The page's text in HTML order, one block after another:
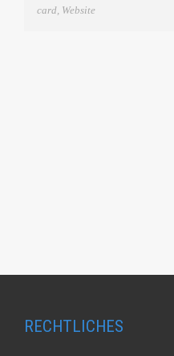
card, Website
RECHTLICHES